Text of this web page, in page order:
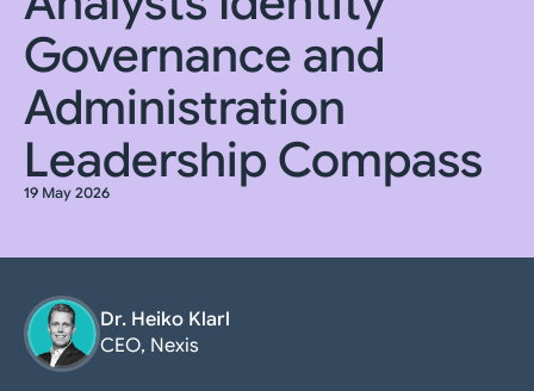
Governance and
Administration
Leadership Compass
19 May 2026
Dr. Heiko Klarl
CEO, Nexis